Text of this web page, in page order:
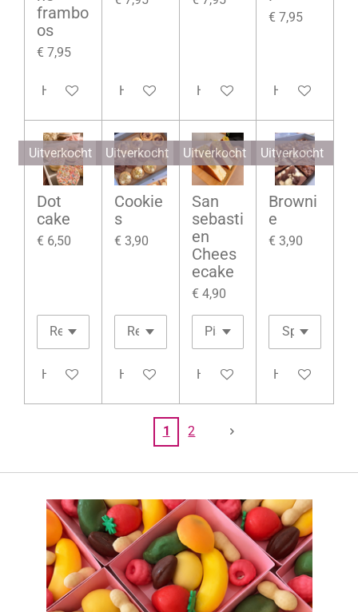
frambo
os
€ 7,95
Houd mij op de hoogteHoud mij op de hoogteHoud mij op de hoogte
€ 7,95
Houd mij op
Uitverkocht
Dot
cake
€ 6,50
Houd mij op de hoogte
Uitverkocht
Cookie
s
€ 3,90
Houd mij op de hoogte
Uitverkocht
San
sebasti
en
Chees
ecake
€ 4,90
Houd mij op de hoogte
Uitverkocht
Browni
e
€ 3,90
Houd mij op
1 2